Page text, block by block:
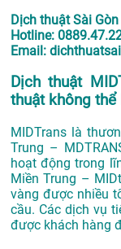
Dịch thuật Sài
Hotline:
Email:
Dịch thuật
thuật không thể
MIDTrans là
Trung –
hoạt động trong
Miền Trung –
vàng được nhiều
cầu. Các dịch vụ
được khách hàng